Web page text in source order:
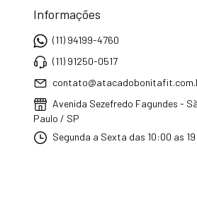
Informações
(11) 94199-4760
(11) 91250-0517
Avenida Sezefredo Fagundes -
Paulo / SP
Segunda a Sexta das 10:00 as